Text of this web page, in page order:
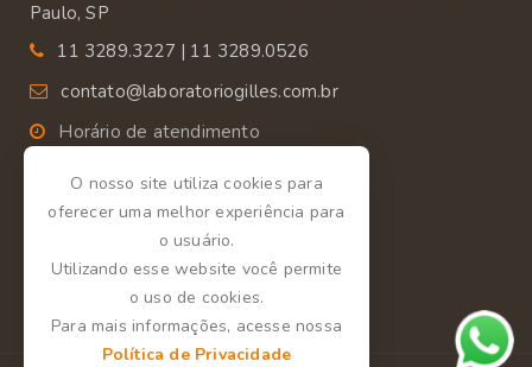
Paulo, SP
11 3289.3227 | 11 3289.0526
contato@laboratoriogilles.com.br
Horário de atendimento
Segunda a Sexta das 9:00 às 18:00.
O nosso site utiliza cookies para
oferecer uma melhor experiência para
o usuário.
Utilizando esse website você permite
o uso de cookies.
Para mais informações, acesse nossa
Política de Privacidade